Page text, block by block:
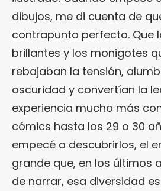
dibujos, me di cuenta de
contrapunto perfecto. Que
brillantes y los monigotes
rebajaban la tensión,
oscuridad y convertían la
experiencia mucho más
cómics hasta los 29 o 30
empecé a descubrirlos, el
grande que, en los últimos
de narrar, esa diversidad